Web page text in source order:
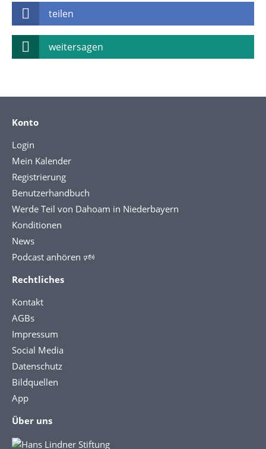
teilen
weitersagen
Konto
Login
Mein Kalender
Registrierung
Benutzerhandbuch
Werde Teil von Dahoam in Niederbayern
Konditionen
News
Podcast anhören 🕬
Rechtliches
Kontakt
AGBs
Impressum
Social Media
Datenschutz
Bildquellen
App
Über uns